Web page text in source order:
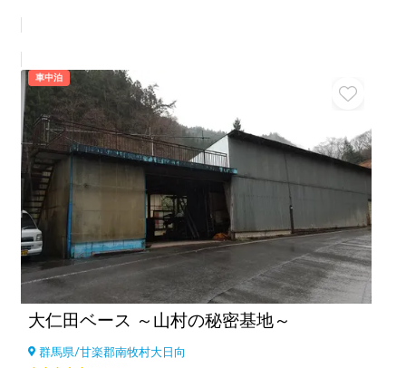
車中泊
大仁田ベース ～山村の秘密基地～
群馬県/甘楽郡南牧村大日向